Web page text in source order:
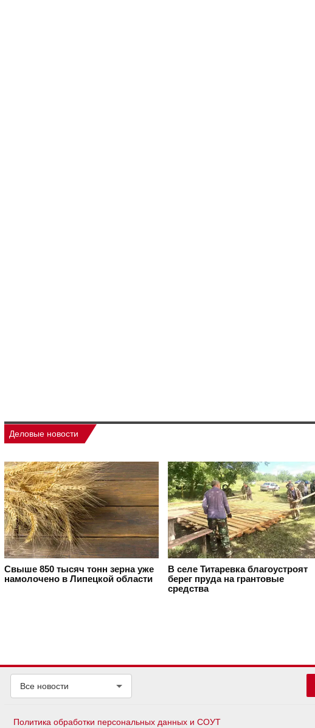
Деловые новости
Свыше 850 тысяч тонн зерна уже
намолочено в Липецкой области
В селе Титаревка благоустроят
берег пруда на грантовые
средства
Все новости
Политика обработки персональных данных и СОУТ